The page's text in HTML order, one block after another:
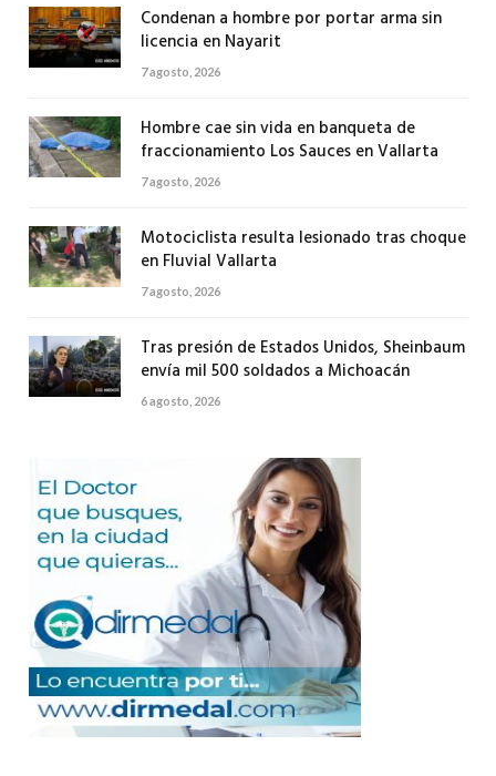
Condenan a hombre por portar arma sin
licencia en Nayarit
7 agosto, 2026
Hombre cae sin vida en banqueta de
fraccionamiento Los Sauces en Vallarta
7 agosto, 2026
Motociclista resulta lesionado tras choque
en Fluvial Vallarta
7 agosto, 2026
Tras presión de Estados Unidos, Sheinbaum
envía mil 500 soldados a Michoacán
6 agosto, 2026